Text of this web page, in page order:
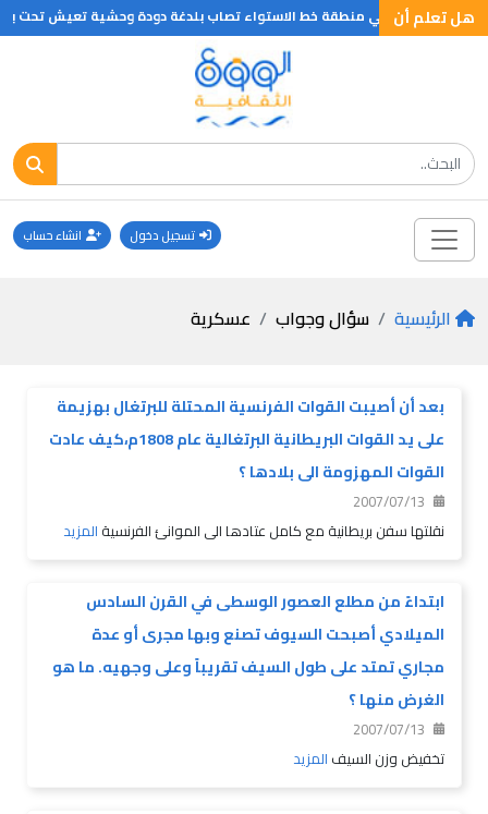
هل تعلم أن
التى تعيش في منطقة خط الاستواء تصاب بلدغة دودة وحشية تعيش تحت باطن
تسجيل دخول انشاء حساب
الرئيسية سؤال وجواب عسكرية
بعد أن أصيبت القوات الفرنسية المحتلة للبرتغال بهزيمة
على يد القوات البريطانية البرتغالية عام 1808م،كيف عادت
القوات المهزومة الى بلادها ؟
2007/07/13
نقلتها سفن بريطانية مع كامل عتادها الى الموانئ الفرنسية المزيد
ابتداءً من مطلع العصور الوسطى في القرن السادس
الميلادي أصبحت السيوف تصنع وبها مجرى أو عدة
مجاري تمتد على طول السيف تقريباً وعلى وجهيه. ما هو
الغرض منها ؟
2007/07/13
تخفيض وزن السيف المزيد